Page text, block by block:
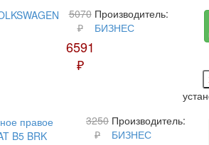
5070
₽
6591
₽
Производитель:
БИЗНЕС
3250
₽
Производитель:
БИЗНЕС